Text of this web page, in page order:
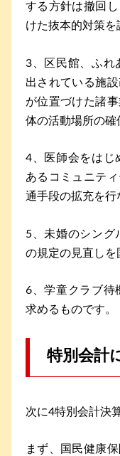
する方針は撤回
けた抜本的対策を
3、区民館、ふれ
出されている施
が位置づけた諸
体の活動場所の確
4、医師会をはじ
あるコミュニテ
通手段の拡充を行
5、未婚のシング
の規定の見直しを
6、学童クラブ待
求めるものです。
特別会計
次に4特別会計決
まず、国民健康